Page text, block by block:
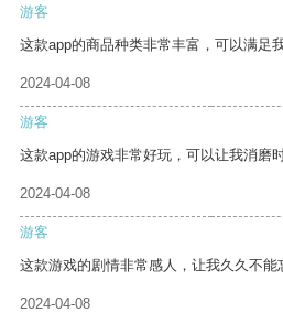
游客
这款app的商品种类非常丰富，可以满足
2024-04-08
游客
这款app的游戏非常好玩，可以让我消磨时
2024-04-08
游客
这款游戏的剧情非常感人，让我久久不能
2024-04-08